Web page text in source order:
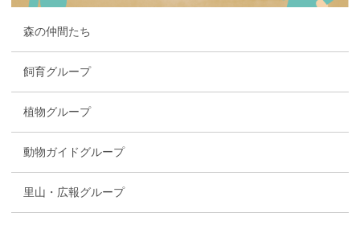
森の仲間たち
飼育グループ
植物グループ
動物ガイドグループ
里山・広報グループ